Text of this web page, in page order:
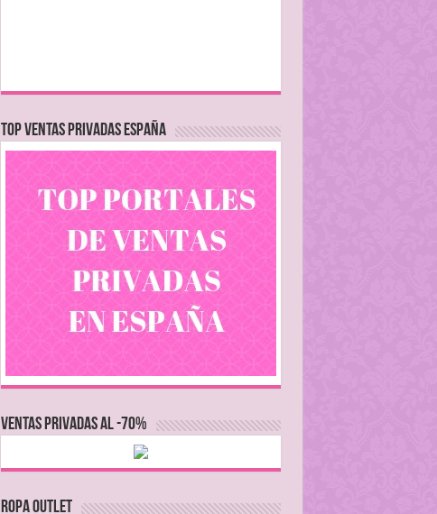
TOP VENTAS PRIVADAS ESPAÑA
VENTAS PRIVADAS AL -70%
Ropa Outlet